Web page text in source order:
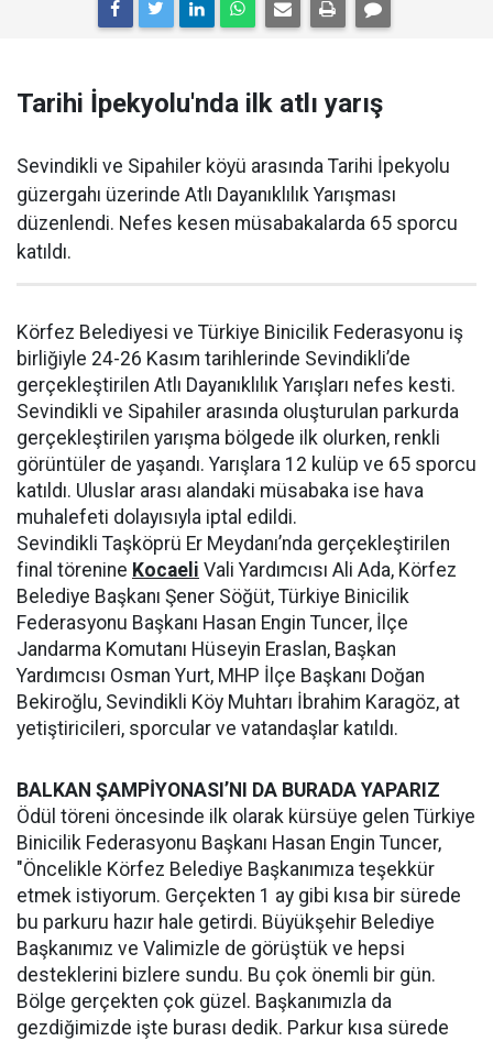
Tarihi İpekyolu'nda ilk atlı yarış
Sevindikli ve Sipahiler köyü arasında Tarihi İpekyolu
güzergahı üzerinde Atlı Dayanıklılık Yarışması
düzenlendi. Nefes kesen müsabakalarda 65 sporcu
katıldı.
Körfez Belediyesi ve Türkiye Binicilik Federasyonu iş
birliğiyle 24-26 Kasım tarihlerinde Sevindikli’de
gerçekleştirilen Atlı Dayanıklılık Yarışları nefes kesti.
Sevindikli ve Sipahiler arasında oluşturulan parkurda
gerçekleştirilen yarışma bölgede ilk olurken, renkli
görüntüler de yaşandı. Yarışlara 12 kulüp ve 65 sporcu
katıldı. Uluslar arası alandaki müsabaka ise hava
muhalefeti dolayısıyla iptal edildi.
Sevindikli Taşköprü Er Meydanı’nda gerçekleştirilen
final törenine Kocaeli Vali Yardımcısı Ali Ada, Körfez
Belediye Başkanı Şener Söğüt, Türkiye Binicilik
Federasyonu Başkanı Hasan Engin Tuncer, İlçe
Jandarma Komutanı Hüseyin Eraslan, Başkan
Yardımcısı Osman Yurt, MHP İlçe Başkanı Doğan
Bekiroğlu, Sevindikli Köy Muhtarı İbrahim Karagöz, at
yetiştiricileri, sporcular ve vatandaşlar katıldı.
BALKAN ŞAMPİYONASI’NI DA BURADA YAPARIZ
Ödül töreni öncesinde ilk olarak kürsüye gelen Türkiye
Binicilik Federasyonu Başkanı Hasan Engin Tuncer,
"Öncelikle Körfez Belediye Başkanımıza teşekkür
etmek istiyorum. Gerçekten 1 ay gibi kısa bir sürede
bu parkuru hazır hale getirdi. Büyükşehir Belediye
Başkanımız ve Valimizle de görüştük ve hepsi
desteklerini bizlere sundu. Bu çok önemli bir gün.
Bölge gerçekten çok güzel. Başkanımızla da
gezdiğimizde işte burası dedik. Parkur kısa sürede